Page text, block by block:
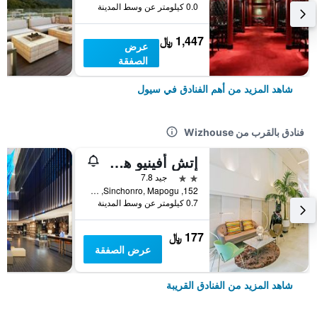
0.0 كيلومتر عن وسط المدينة
1,447 ﷼
عرض
الصفقة
شاهد المزيد من أهم الفنادق في سيول
فنادق بالقرب من Wizhouse
إتش أفينيو هوتل إيداي شينتشون
2 نجمتين
جيد 7.8
152, Sinchonro, Mapogu, سيول, كوريا الجنوبية
0.7 كيلومتر عن وسط المدينة
177 ﷼
عرض الصفقة
شاهد المزيد من الفنادق القريبة